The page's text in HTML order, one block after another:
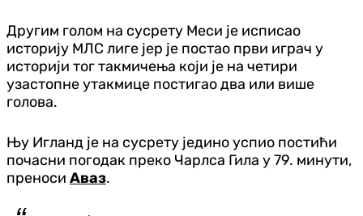
Другим голом на сусрету Меси је исписао
историју МЛС лиге јер је постао први играч у
историји тог такмичења који је на четири
узастопне утакмице постигао два или више
голова.
Њу Игланд је на сусрету једино успио постићи
почасни погодак преко Чарлса Гила у 79. минути,
преноси Аваз.